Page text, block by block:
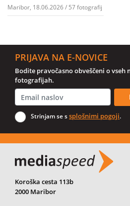
Maribor, 18.06.2026 / 57 fotografij
PRIJAVA NA E-NOVICE
Bodite pravočasno obveščeni o vseh
fotografijah.
Strinjam se ssplošnimi pogoji.
Koroška cesta 113b
2000 Maribor